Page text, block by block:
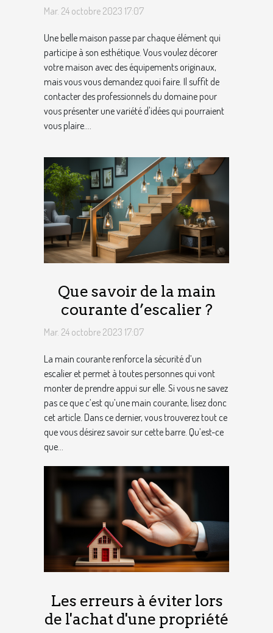
de maison ?
Mar. 24 octobre 2023 17:07
Une belle maison passe par chaque élément qui
participe à son esthétique. Vous voulez décorer
votre maison avec des équipements originaux,
mais vous vous demandez quoi faire. Il suffit de
contacter des professionnels du domaine pour
vous présenter une variété d'idées qui pourraient
vous plaire....
Que savoir de la main
courante d’escalier ?
Mar. 24 octobre 2023 17:07
La main courante renforce la sécurité d’un
escalier et permet à toutes personnes qui vont
monter de prendre appui sur elle. Si vous ne savez
pas ce que c’est qu’une main courante, lisez donc
cet article. Dans ce dernier, vous trouverez tout ce
que vous désirez savoir sur cette barre. Qu’est-ce
que...
Les erreurs à éviter lors
de l'achat d'une propriété